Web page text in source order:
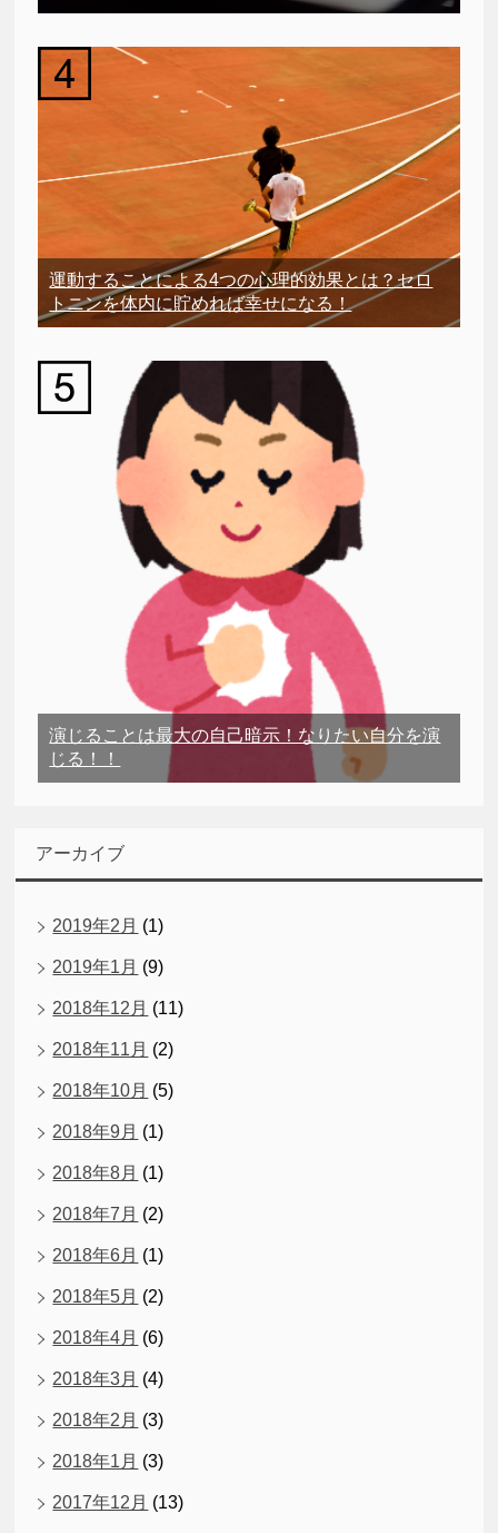
運動することによる4つの心理的効果とは？セロ
トニンを体内に貯めれば幸せになる！
演じることは最大の自己暗示！なりたい自分を演
じる！！
アーカイブ
2019年2月 (1)
2019年1月 (9)
2018年12月 (11)
2018年11月 (2)
2018年10月 (5)
2018年9月 (1)
2018年8月 (1)
2018年7月 (2)
2018年6月 (1)
2018年5月 (2)
2018年4月 (6)
2018年3月 (4)
2018年2月 (3)
2018年1月 (3)
2017年12月 (13)